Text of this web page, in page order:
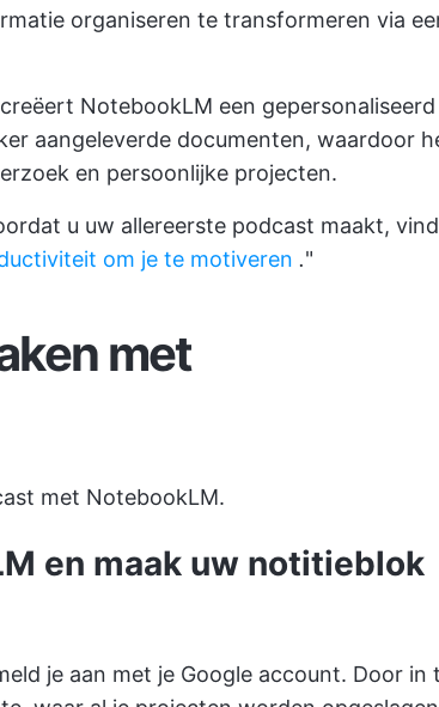
organiseren te transformeren via
NotebookLM een gepersonaliseerd
aangeleverde documenten, waardoor
en persoonlijke projecten.
u uw allereerste podcast maakt,
om je te motiveren ."
met
met NotebookLM.
en maak uw notitieblok
je aan met je Google account. Door in